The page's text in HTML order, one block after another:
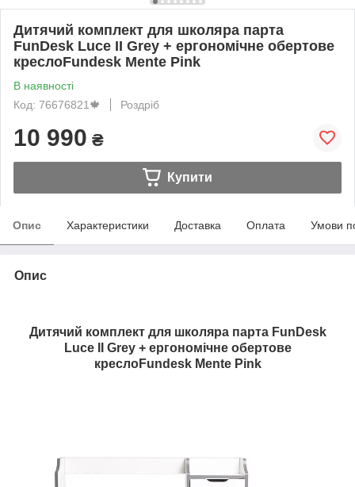
Дитячий комплект для школяра парта
FunDesk Luce II Grey + ергономічне обертове
креслоFundesk Mente Pink
В наявності
Код: 76676821🍁
Роздріб
10 990 ₴
Купити
Опис Характеристики Доставка Оплата Умови
Опис
Дитячий комплект для школяра парта FunDesk
Luce II Grey + ергономічне обертове
креслоFundesk Mente Pink